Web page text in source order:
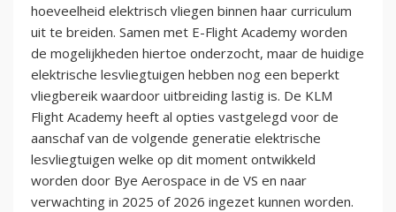
hoeveelheid elektrisch vliegen binnen haar curriculum
uit te breiden. Samen met E-Flight Academy worden
de mogelijkheden hiertoe onderzocht, maar de huidige
elektrische lesvliegtuigen hebben nog een beperkt
vliegbereik waardoor uitbreiding lastig is. De KLM
Flight Academy heeft al opties vastgelegd voor de
aanschaf van de volgende generatie elektrische
lesvliegtuigen welke op dit moment ontwikkeld
worden door Bye Aerospace in de VS en naar
verwachting in 2025 of 2026 ingezet kunnen worden.